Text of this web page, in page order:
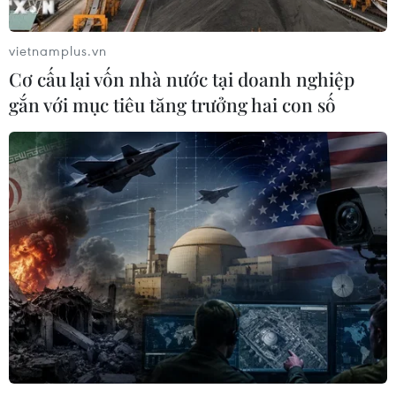
chấp nhận phục vụ xuất khẩu mít,
sầu riêng
07/08/2026 10:27
Giá dầu tăng trước những lo ngại về
kế hoạch mở lại Eo biển Hormuz
07/08/2026 08:58
Nhà đầu tư Anh đề xuất siêu dự án Tổ
hợp cảng biển 18 tỷ USD tại Quảng
Ninh
07/08/2026 08:33
Canh tác biển - động lực mới cho
vietnamplus.vn
Cơ cấu lại vốn nhà nước tại doanh nghiệp
gắn với mục tiêu tăng trưởng hai con số